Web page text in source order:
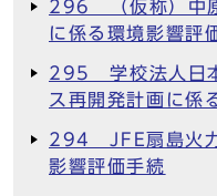
296 （仮称）中
に係る環境影響評
295 学校法人日
ス再開発計画に係
294 JFE扇島火力
影響評価手続